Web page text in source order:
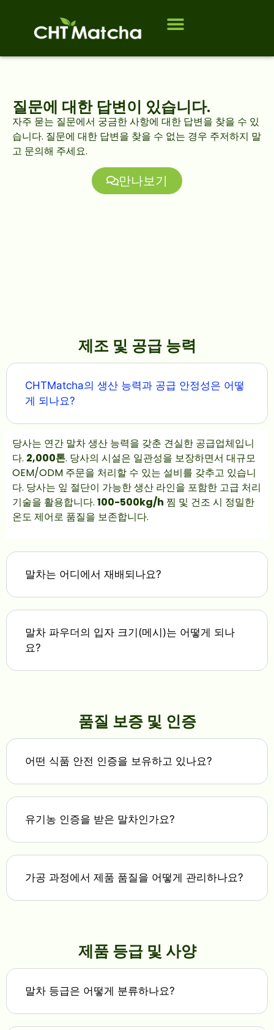
질문에 대한 답변이 있습니다.
자주 묻는 질문에서 궁금한 사항에 대한 답변을 찾을 수 있
습니다. 질문에 대한 답변을 찾을 수 없는 경우 주저하지 말
고 문의해 주세요.
만나보기
제조 및 공급 능력
CHTMatcha의 생산 능력과 공급 안정성은 어떻
게 되나요?
당사는 연간 말차 생산 능력을 갖춘 견실한 공급업체입니
다. 2,000톤. 당사의 시설은 일관성을 보장하면서 대규모
OEM/ODM 주문을 처리할 수 있는 설비를 갖추고 있습니
다. 당사는 잎 절단이 가능한 생산 라인을 포함한 고급 처리
기술을 활용합니다. 100-500kg/h 찜 및 건조 시 정밀한
온도 제어로 품질을 보존합니다.
말차는 어디에서 재배되나요?
말차 파우더의 입자 크기(메시)는 어떻게 되나
요?
품질 보증 및 인증
어떤 식품 안전 인증을 보유하고 있나요?
유기농 인증을 받은 말차인가요?
가공 과정에서 제품 품질을 어떻게 관리하나요?
제품 등급 및 사양
말차 등급은 어떻게 분류하나요?